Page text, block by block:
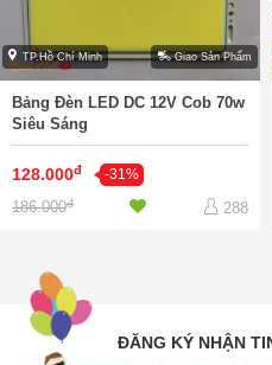
TP.Hồ Chí Minh Giao Sản Phẩm
Bảng Đèn LED DC 12V Cob 70w
Siêu Sáng
128.000đ -31%
186.000đ 288
ĐĂNG KÝ NHẬN